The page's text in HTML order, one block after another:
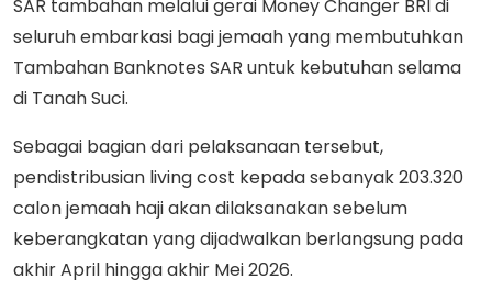
SAR tambahan melalui gerai Money Changer BRI di
seluruh embarkasi bagi jemaah yang membutuhkan
Tambahan Banknotes SAR untuk kebutuhan selama
di Tanah Suci.
Sebagai bagian dari pelaksanaan tersebut,
pendistribusian living cost kepada sebanyak 203.320
calon jemaah haji akan dilaksanakan sebelum
keberangkatan yang dijadwalkan berlangsung pada
akhir April hingga akhir Mei 2026.